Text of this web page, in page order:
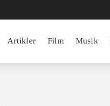
Artikler Film Musik